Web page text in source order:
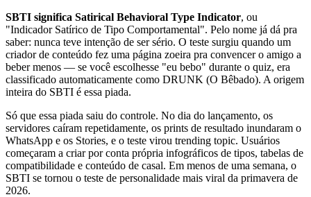
SBTI significa Satirical Behavioral Type Indicator, ou
"Indicador Satírico de Tipo Comportamental". Pelo nome já dá pra
saber: nunca teve intenção de ser sério. O teste surgiu quando um
criador de conteúdo fez uma página zoeira pra convencer o amigo a
beber menos — se você escolhesse "eu bebo" durante o quiz, era
classificado automaticamente como DRUNK (O Bêbado). A origem
inteira do SBTI é essa piada.
Só que essa piada saiu do controle. No dia do lançamento, os
servidores caíram repetidamente, os prints de resultado inundaram o
WhatsApp e os Stories, e o teste virou trending topic. Usuários
começaram a criar por conta própria infográficos de tipos, tabelas de
compatibilidade e conteúdo de casal. Em menos de uma semana, o
SBTI se tornou o teste de personalidade mais viral da primavera de
2026.